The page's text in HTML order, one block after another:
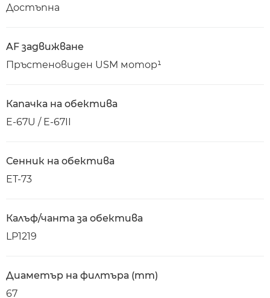
Достъпна
AF задвижване
Пръстеновиден USM мотор¹
Капачка на обектива
E-67U / E-67II
Сенник на обектива
ET-73
Калъф/чанта за обектива
LP1219
Диаметър на филтъра (mm)
67